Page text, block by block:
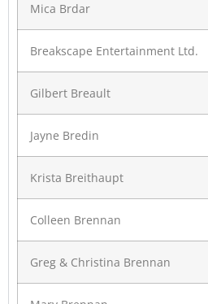
Mica Brdar
Breakscape Entertainment Ltd.
Gilbert Breault
Jayne Bredin
Krista Breithaupt
Colleen Brennan
Greg & Christina Brennan